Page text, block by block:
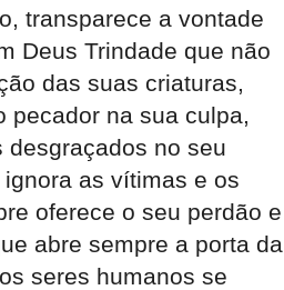
transparece a vontade
Deus Trindade que não
das suas criaturas,
pecador na sua culpa,
desgraçados no seu
as vítimas e os
oferece o seu perdão e
abre sempre a porta da
seres humanos se